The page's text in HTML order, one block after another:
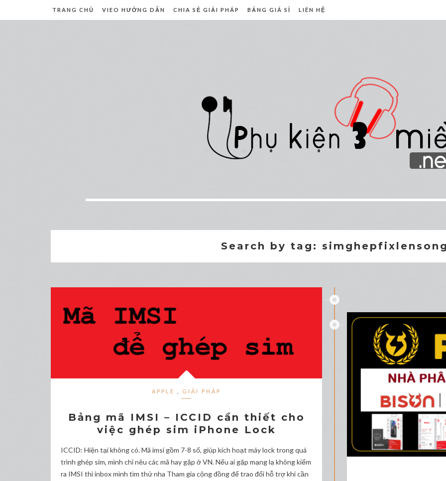
TRANG CHỦ VIEO HƯỚNG DẪN CHIA SẺ GIẢI PHÁP BẢNG GIÁ SỈ LIÊN HỆ
Search by tag:
APPLE GIẢI PHÁP
Bảng mã IMSI – ICCID cần thiết cho
việc ghép sim iPhone Lock
ICCID: Hiện tại không có. Mã imsi gồm 7-8 số, giúp kích hoạt máy lock trong quá
trình ghép sim, mình chỉ nêu các mã hay gặp ở VN. Nếu ai gặp mạng lạ không kiếm
ra IMSI thì inbox mình tìm thử nha Tham gia cộng đồng để trao đổi hỗ trợ khi cần